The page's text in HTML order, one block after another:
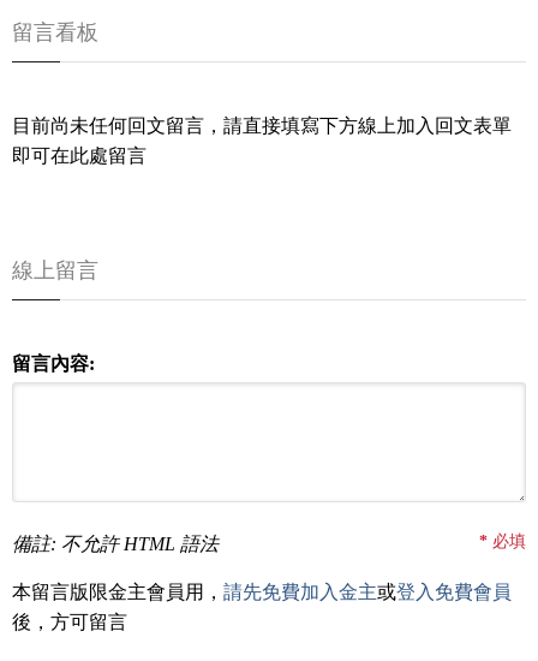
留言看板
目前尚未任何回文留言，請直接填寫下方線上加入回文表單
即可在此處留言
線上留言
留言內容:
備註: 不允許 HTML 語法 * 必填
本留言版限金主會員用， 請先免費加入金主或登入免費會員
後，方可留言